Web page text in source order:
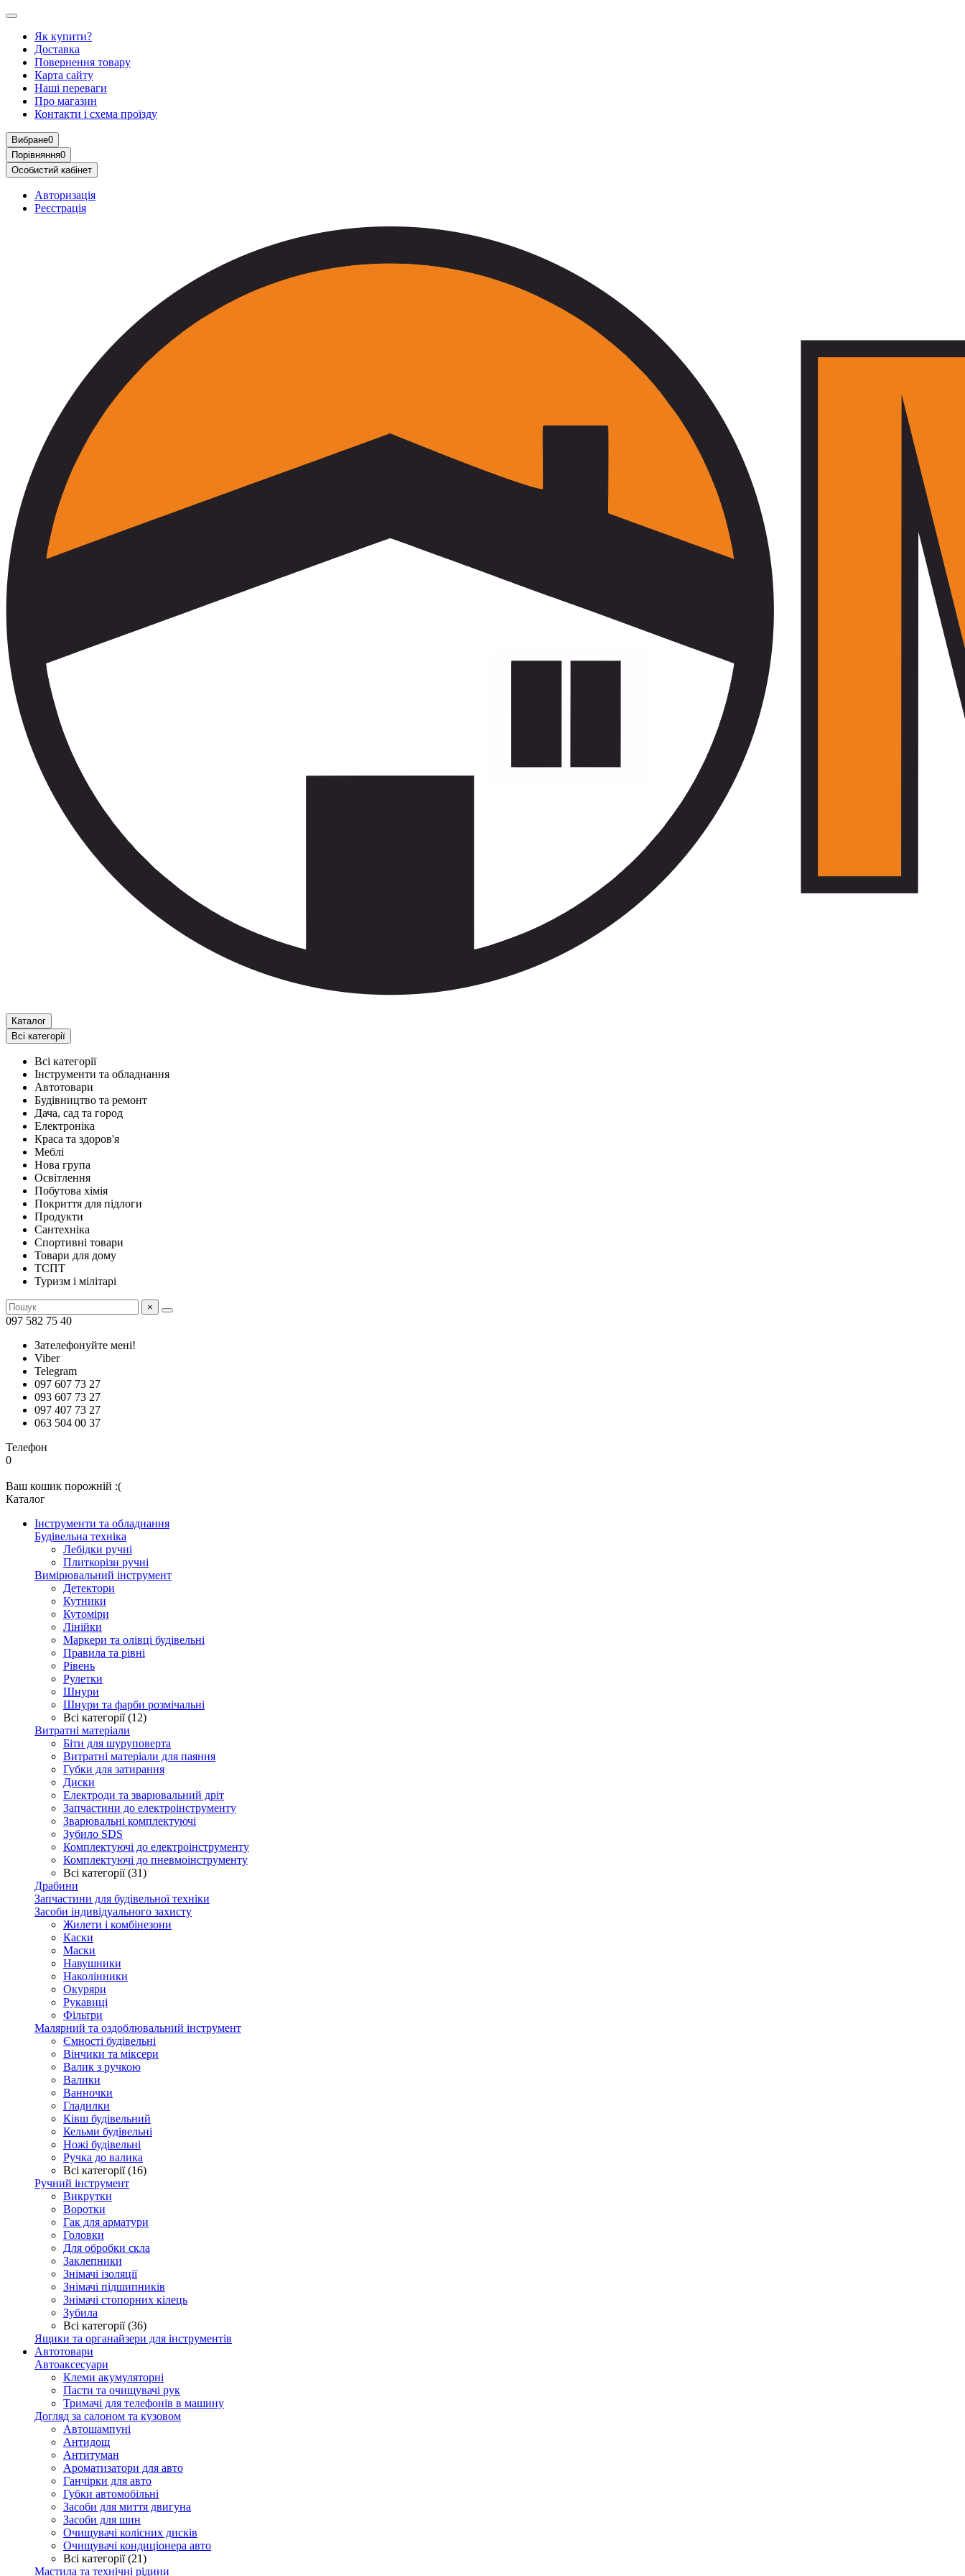
Як купити?
Доставка
Повернення товару
Карта сайту
Наші переваги
Про магазин
Контакти і схема проїзду
Вибране0
Порівняння0
Особистий кабінет
Авторизація
Реєстрація
Каталог
Всі категорії
Всі категорії
Інструменти та обладнання
Автотовари
Будівництво та ремонт
Дача, сад та город
Електроніка
Краса та здоров'я
Меблі
Нова група
Освітлення
Побутова хімія
Покриття для підлоги
Продукти
Сантехніка
Спортивні товари
Товари для дому
ТСПТ
Туризм і мілітарі
×
097 582 75 40
Зателефонуйте мені!
Viber
Telegram
097 607 73 27
093 607 73 27
097 407 73 27
063 504 00 37
Телефон
0
Ваш кошик порожній :(
Каталог
Інструменти та обладнання
Будівельна техніка
Лебідки ручні
Плиткорізи ручні
Вимірювальний інструмент
Детектори
Кутники
Кутоміри
Лінійки
Маркери та олівці будівельні
Правила та рівні
Рівень
Рулетки
Шнури
Шнури та фарби розмічальні
Всі категорії (12)
Витратні матеріали
Біти для шуруповерта
Витратні матеріали для паяння
Губки для затирання
Диски
Електроди та зварювальний дріт
Запчастини до електроінструменту
Зварювальні комплектуючі
Зубило SDS
Комплектуючі до електроінструменту
Комплектуючі до пневмоінструменту
Всі категорії (31)
Драбини
Запчастини для будівельної техніки
Засоби індивідуального захисту
Жилети і комбінезони
Каски
Маски
Навушники
Наколінники
Окуряри
Рукавиці
Фільтри
Малярний та оздоблювальний інструмент
Ємності будівельні
Вінчики та міксери
Валик з ручкою
Валики
Ванночки
Гладилки
Ківш будівельний
Кельми будівельні
Ножі будівельні
Ручка до валика
Всі категорії (16)
Ручний інструмент
Викрутки
Воротки
Гак для арматури
Головки
Для обробки скла
Заклепники
Знімачі ізоляції
Знімачі підшипників
Знімачі стопорних кілець
Зубила
Всі категорії (36)
Ящики та органайзери для інструментів
Автотовари
Автоаксесуари
Клеми акумуляторні
Пасти та очищувачі рук
Тримачі для телефонів в машину
Догляд за салоном та кузовом
Автошампуні
Антидощ
Антитуман
Ароматизатори для авто
Ганчірки для авто
Губки автомобільні
Засоби для миття двигуна
Засоби для шин
Очищувачі колісних дисків
Очищувачі кондиціонера авто
Всі категорії (21)
Мастила та технічні рідини